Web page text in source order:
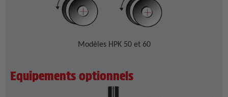
Modèles HPK 50 et 60
Equipements optionnels